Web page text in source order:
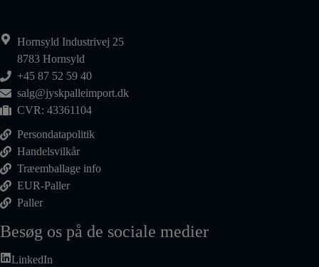
Hornsyld Industrivej 25
8783 Hornsyld
+45 87 52 59 40
salg@jyskpalleimport.dk
CVR: 43361104
Persondatapolitik
Handelsvilkår
Træemballage info
EUR-Paller
Paller
Besøg os på de sociale medier
LinkedIn